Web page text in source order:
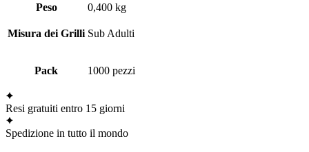
Peso 0,400 kg
Misura dei Grilli Sub Adulti
Pack 1000 pezzi
Resi gratuiti entro 15 giorni
Spedizione in tutto il mondo